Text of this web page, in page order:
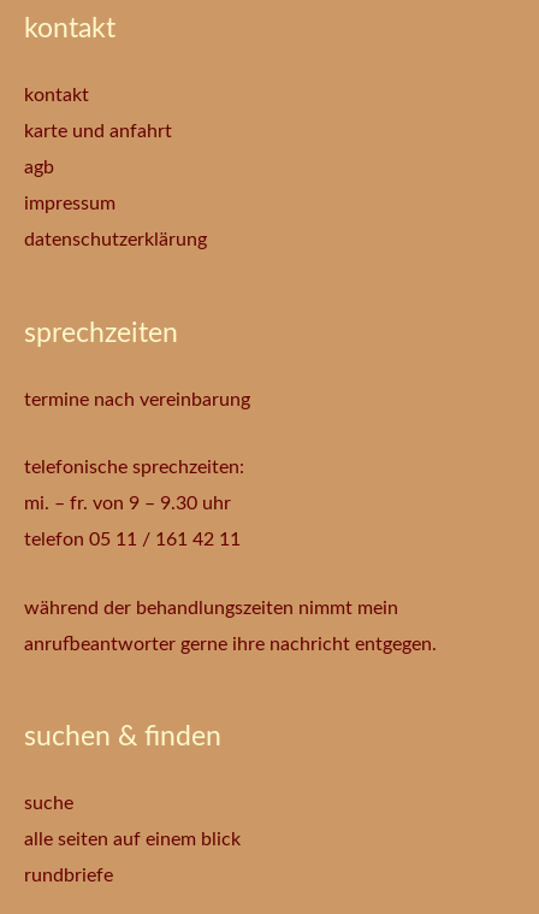
kontakt
kontakt
karte und anfahrt
agb
impressum
datenschutzerklärung
sprechzeiten
termine nach vereinbarung
telefonische sprechzeiten:
mi. – fr. von 9 – 9.30 uhr
telefon 05 11 / 161 42 11
während der behandlungszeiten nimmt mein
anrufbeantworter gerne ihre nachricht entgegen.
suchen & finden
suche
alle seiten auf einem blick
rundbriefe